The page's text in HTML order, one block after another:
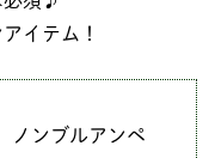
イテム！
ンブルアンペ